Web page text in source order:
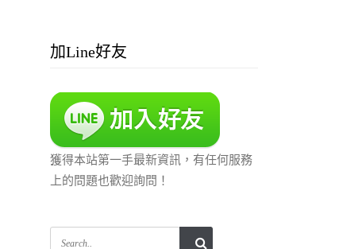
加Line好友
獲得本站第一手最新資訊，有任何服務
上的問題也歡迎詢問！